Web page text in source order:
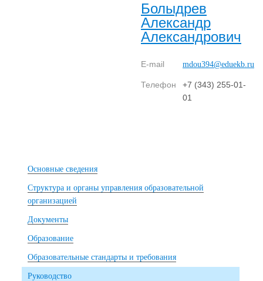
Болыдрев
Александр
Александрович
E-mail mdou394@eduekb.ru
Телефон
+7 (343) 255-01-
01
Основные сведения
Структура и органы управления образовательной
организацией
Документы
Образование
Образовательные стандарты и требования
Руководство